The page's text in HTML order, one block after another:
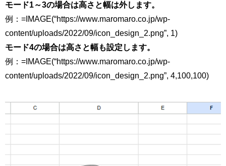
モード1～3の場合は高さと幅は外します。
例：=IMAGE(“https://www.maromaro.co.jp/wp-
content/uploads/2022/09/icon_design_2.png”, 1)
モード4の場合は高さと幅も設定します。
例：=IMAGE(“https://www.maromaro.co.jp/wp-
content/uploads/2022/09/icon_design_2.png”, 4,100,100)